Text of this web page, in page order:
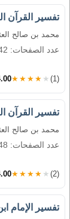
تفسير القرآن
محمد بن صالح
عدد الصفحات: 342
★★★★★ (1)
تفسير القرآن
محمد بن صالح
عدد الصفحات: 448
★★★★★ (2)
تفسير الإمام